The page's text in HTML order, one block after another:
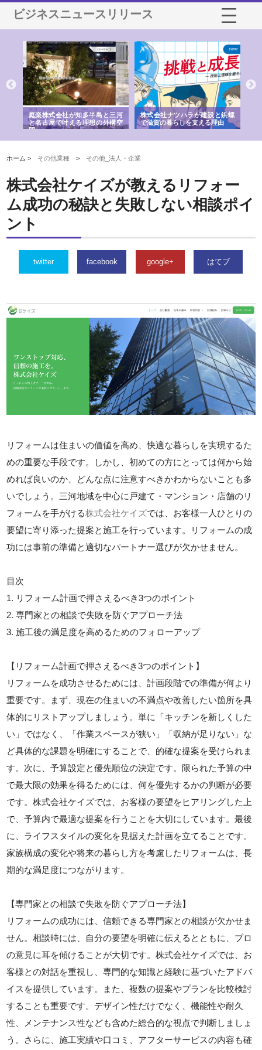
ビジネスニュースリリース
庭楽株式会社が知多半島と三河
と名古屋で叶える理想の外構空
間
株式会社ナツハラが建設と鋲螺
で滋賀の暮らしを支える理由
ホーム > その他業種 > その他_法人・企業
株式会社ケイズが教えるリフォー
ム成功の秘訣と失敗しない相談ポイ
ント
twitter facebook google+ はてブ
リフォームは住まいの価値を高め、快適な暮らしを実現するた
めの重要な手段です。しかし、初めての方にとっては何から始
めれば良いのか、どんな点に注意すべきかわからないことも多
いでしょう。三河地域を中心に戸建て・マンション・店舗のリ
フォームを手がける株式会社ケイズでは、お客様一人ひとりの
要望に寄り添った提案と施工を行っています。リフォームの成
功には事前の準備と適切なパートナー選びが欠かせません。
目次
1. リフォーム計画で押さえるべき3つのポイント
2. 専門家との相談で失敗を防ぐアプローチ法
3. 施工後の満足度を高めるためのフォローアップ
【リフォーム計画で押さえるべき3つのポイント】
リフォームを成功させるためには、計画段階での準備が何より
重要です。まず、現在の住まいの不満点や改善したい箇所を具
体的にリストアップしましょう。単に「キッチンを新しくした
い」ではなく、「作業スペースが狭い」「収納が足りない」な
ど具体的な課題を明確にすることで、的確な提案を受けられま
す。次に、予算設定と優先順位の決定です。限られた予算の中
で最大限の効果を得るためには、何を優先するかの判断が必要
です。株式会社ケイズでは、お客様の要望をヒアリングした上
で、予算内で最適な提案を行うことを大切にしています。最後
に、ライフスタイルの変化を見据えた計画を立てることです。
家族構成の変化や将来の暮らし方を考慮したリフォームは、長
期的な満足度につながります。
【専門家との相談で失敗を防ぐアプローチ法】
リフォームの成功には、信頼できる専門家との相談が欠かせま
せん。相談時には、自分の要望を明確に伝えるとともに、プロ
の意見に耳を傾けることが大切です。株式会社ケイズでは、お
客様との対話を重視し、専門的な知識と経験に基づいたアドバ
イスを提供しています。また、複数の提案やプランを比較検討
することも重要です。デザイン性だけでなく、機能性や耐久
性、メンテナンス性なども含めた総合的な視点で判断しましょ
う。さらに、施工実績や口コミ、アフターサービスの内容も確